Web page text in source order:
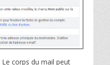
Le corps du mail peut